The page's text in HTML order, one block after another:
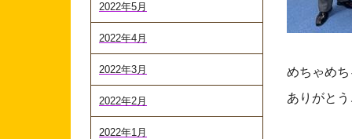
2022年5月
2022年4月
2022年3月
2022年2月
2022年1月
めちゃめ
ありがと